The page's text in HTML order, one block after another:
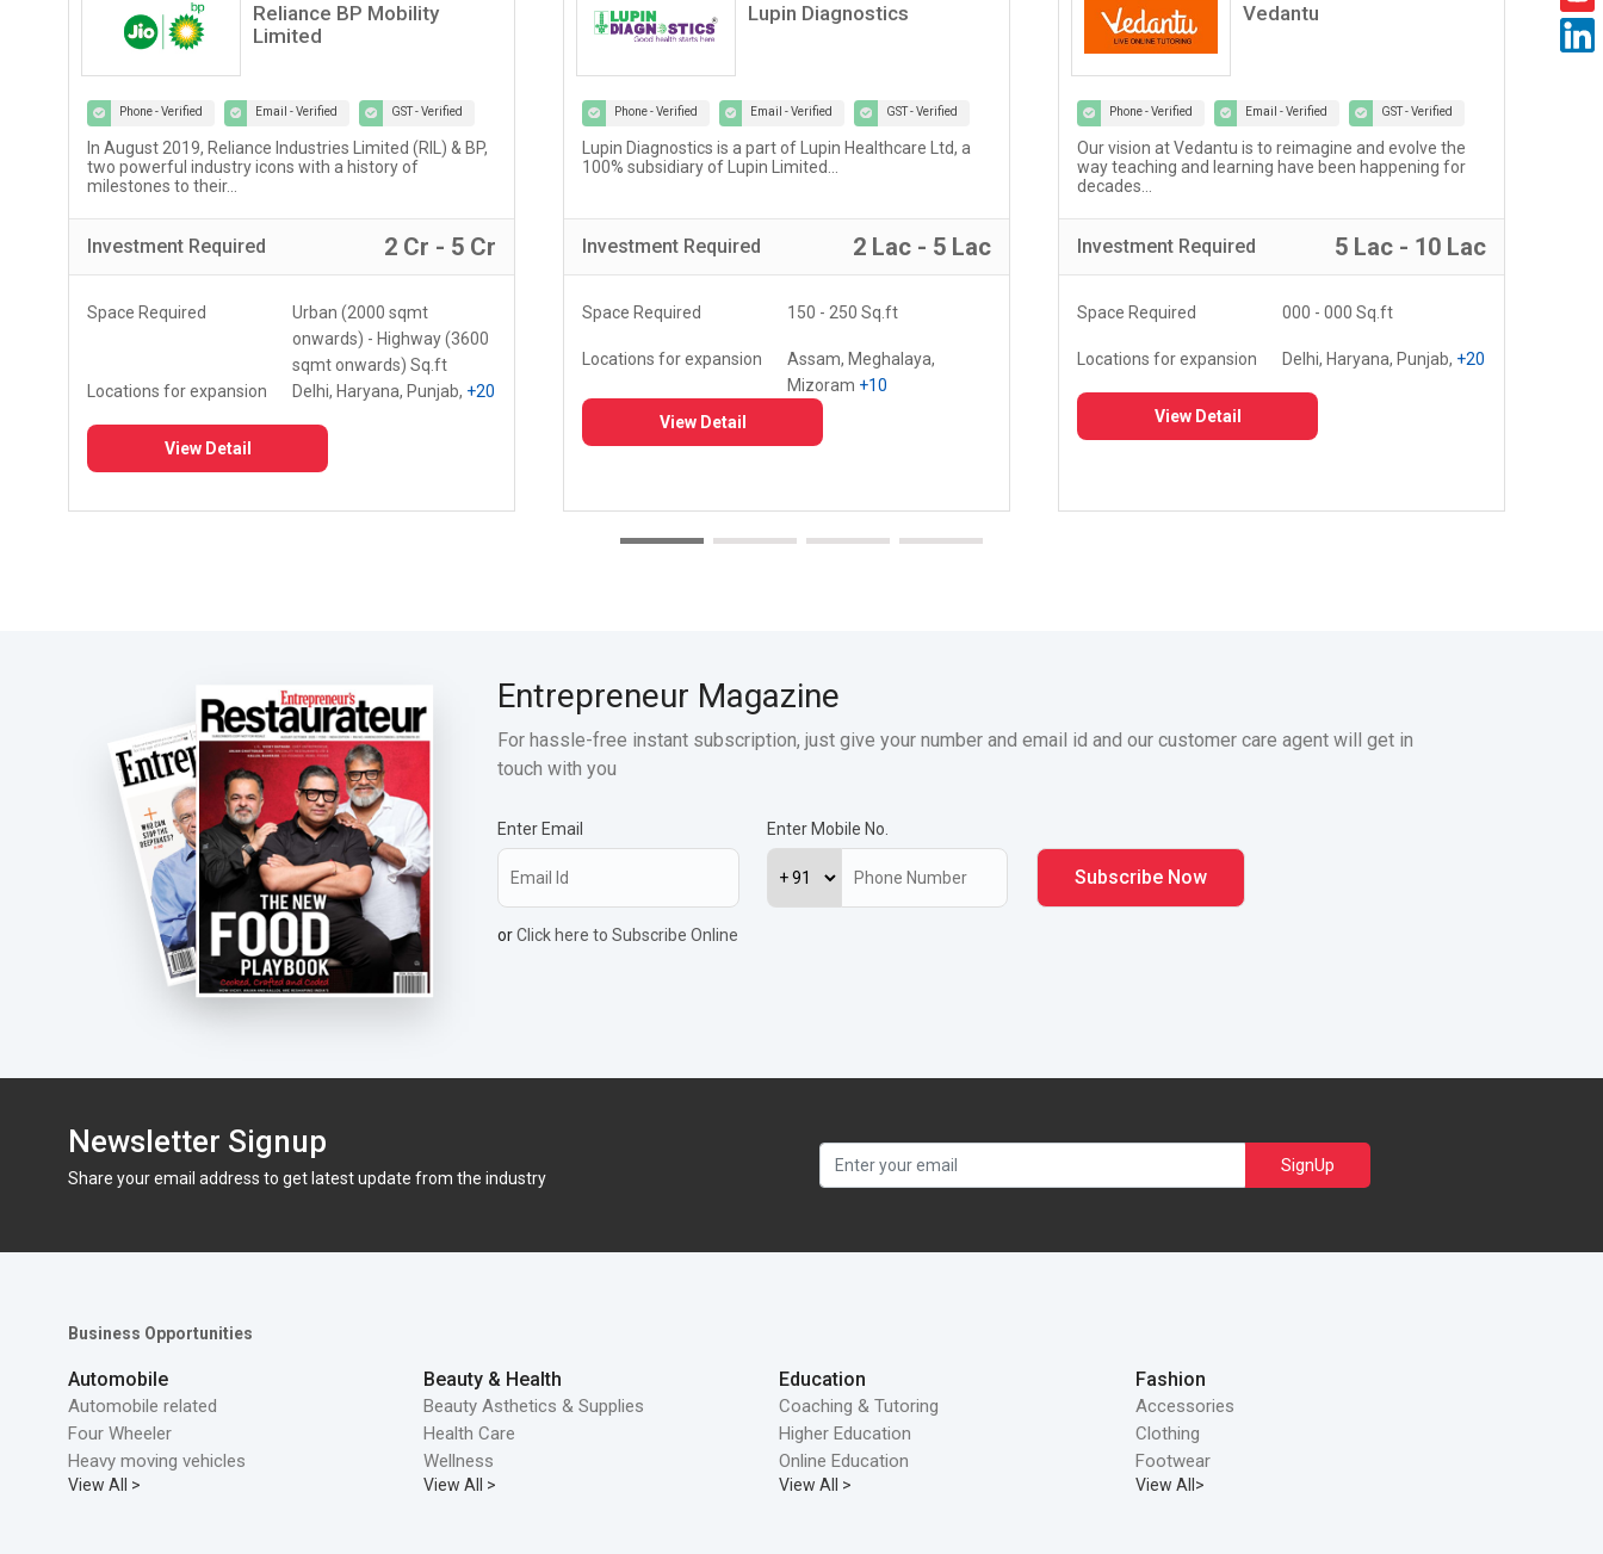
Lupin Diagnostics
Phone - Verified Email - Verified GST - Verified
Lupin Diagnostics is a part of Lupin Healthcare Ltd, a
100% subsidiary of Lupin Limited...
Investment Required 2 Lac - 5 Lac
Space Required 150 - 250 Sq.ft
Assam, Meghalaya,
Mizoram+10
View Detail
Vedantu
Phone - Verified Email - Verified GST - Verified
Our vision at Vedantu is to reimagine and evolve the
way teaching and learning have been happening for
Investment Required 5 Lac - 10 Lac
Space Required 000 - 000 Sq.ft
Locations for expansion Delhi, Haryana, Punjab,
View Detail
Castrol Auto Service
Phone - Verified Email - Verified GST - Verified
Welcome to the world of Certified Castrol Auto Service
workshops - a network of 4000+ workshops globally...
Investment Required 5 Lac - 10 Lac
Space Required 3000 - 5000 Sq.ft
Locations for expansion Delhi, Haryana, Punjab, +20
View Detail
Entrepreneur Magazine
For hassle-free instant subscription, just give your number and email id and our customer care agent will get in
touch with you
Enter Email Enter Mobile No.
orClick here to Subscribe Online
Newsletter Signup
Share your email address to get latest update from the industry
SignUp
Business Opportunities
Automobile
Automobile related
Four Wheeler
Heavy moving vehicles
View All >
Beauty & Health
Beauty Asthetics & Supplies
Health Care
Wellness
View All >
Education
Coaching & Tutoring
Higher Education
Online Education
View All >
Fashion
Accessories
Clothing
Footwear
View All>